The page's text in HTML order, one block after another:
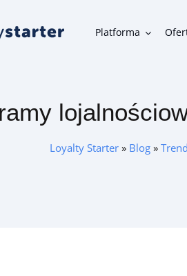
Platforma
Loyalty Starter » Blog »